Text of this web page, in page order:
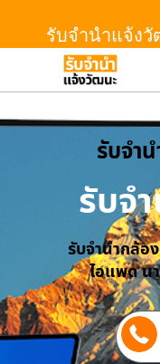
รับจํานําแจ้ง
รับจํา
รับจ
รับจำนำกล้อ
ไอแพด น